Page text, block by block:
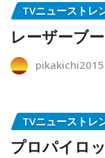
TVニューストレ
レーザーブ
TVニューストレ
プロパイロ